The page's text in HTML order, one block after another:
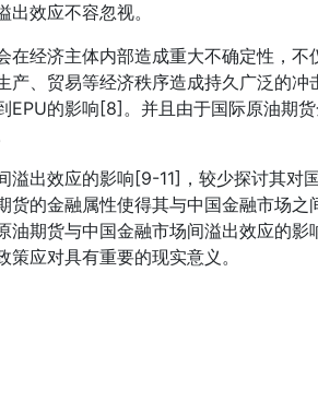
效应不容忽视。
在经济主体内部造成重大不确定性，不
产、贸易等经济秩序造成持久广泛的
的影响[8]。并且由于国际原油期货
溢出效应的影响[9-11]，较少探讨其对
货的金融属性使得其与中国金融市场之
油期货与中国金融市场间溢出效应的影
应对具有重要的现实意义。